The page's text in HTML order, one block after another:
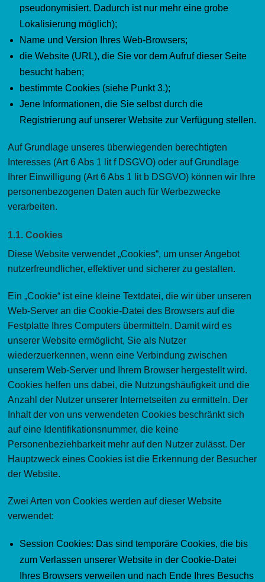
pseudonymisiert. Dadurch ist nur mehr eine grobe
Lokalisierung möglich);
Name und Version Ihres Web-Browsers;
die Website (URL), die Sie vor dem Aufruf dieser Seite
besucht haben;
bestimmte Cookies (siehe Punkt 3.);
Jene Informationen, die Sie selbst durch die
Registrierung auf unserer Website zur Verfügung stellen.
Auf Grundlage unseres überwiegenden berechtigten
Interesses (Art 6 Abs 1 lit f DSGVO) oder auf Grundlage
Ihrer Einwilligung (Art 6 Abs 1 lit b DSGVO) können wir Ihre
personenbezogenen Daten auch für Werbezwecke
verarbeiten.
1.1. Cookies
Diese Website verwendet „Cookies“, um unser Angebot
nutzerfreundlicher, effektiver und sicherer zu gestalten.
Ein „Cookie“ ist eine kleine Textdatei, die wir über unseren
Web-Server an die Cookie-Datei des Browsers auf die
Festplatte Ihres Computers übermitteln. Damit wird es
unserer Website ermöglicht, Sie als Nutzer
wiederzuerkennen, wenn eine Verbindung zwischen
unserem Web-Server und Ihrem Browser hergestellt wird.
Cookies helfen uns dabei, die Nutzungshäufigkeit und die
Anzahl der Nutzer unserer Internetseiten zu ermitteln. Der
Inhalt der von uns verwendeten Cookies beschränkt sich
auf eine Identifikationsnummer, die keine
Personenbeziehbarkeit mehr auf den Nutzer zulässt. Der
Hauptzweck eines Cookies ist die Erkennung der Besucher
der Website.
Zwei Arten von Cookies werden auf dieser Website
verwendet:
Session Cookies: Das sind temporäre Cookies, die bis
zum Verlassen unserer Website in der Cookie-Datei
Ihres Browsers verweilen und nach Ende Ihres Besuchs